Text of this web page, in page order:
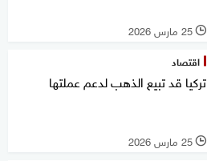
l 25 مارس 2026
اقتصاد
تركيا قد تبيع الذهب لدعم عملتها
l 25 مارس 2026